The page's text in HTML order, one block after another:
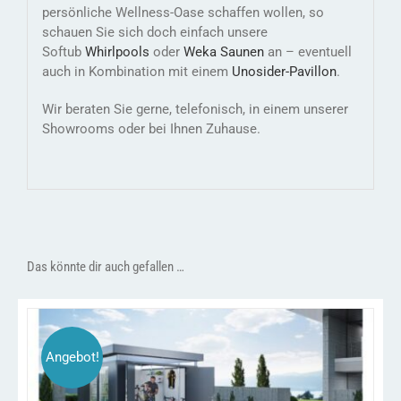
persönliche Wellness-Oase schaffen wollen, so
schauen Sie sich doch einfach unsere
Softub Whirlpools oder Weka Saunenan – eventuell
auch in Kombination mit einem Unosider-Pavillon.
Wir beraten Sie gerne, telefonisch, in einem unserer
Showrooms oder bei Ihnen Zuhause.
Das könnte dir auch gefallen …
Angebot!